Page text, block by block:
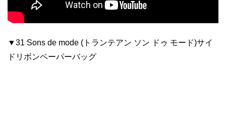
▼31 Sons de mode (トランテアン ソン ドゥ モード)サイ
ドリボンペーパーバッグ